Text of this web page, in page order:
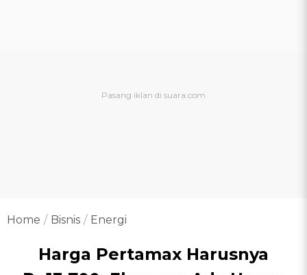
Home Bisnis Energi
Harga Pertamax Harusnya